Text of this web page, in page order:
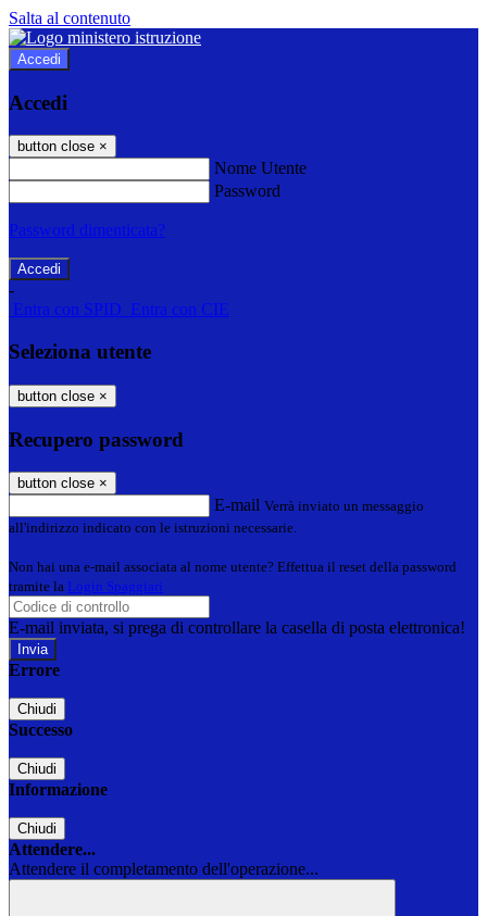
Salta al contenuto
Accedi
Accedi
button close ×
Nome Utente
Password
Password dimenticata?
-
Entra con SPID Entra con CIE
Seleziona utente
button close ×
Recupero password
button close ×
E-mail Verrà inviato un messaggio
all'indirizzo indicato con le istruzioni necessarie.
Non hai una e-mail associata al nome utente? Effettua il reset della password
tramite la Login Spaggiari
E-mail inviata, si prega di controllare la casella di posta elettronica!
Errore
Chiudi
Successo
Chiudi
Informazione
Chiudi
Attendere...
Attendere il completamento dell'operazione...